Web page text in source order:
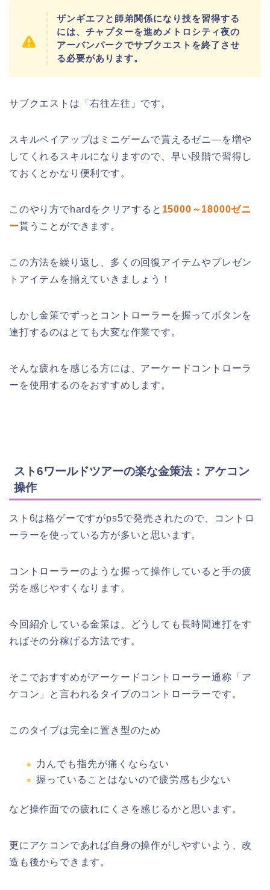
ザンギエフと師弟関係になり技を習得する
には、チャプターを進めメトロシティ夜の
アーバンパークでサブクエストを終了させ
る必要があります。
サブクエストは「右往左往」です。
スキルペイアップはミニゲームで貰えるゼニ―を増や
してくれるスキルになりますので、早い段階で習得し
ておくとかなり便利です。
このやり方でhardをクリアすると 15000～18000ゼニ
ー貰うことができます。
この方法を繰り返し、多くの回復アイテムやプレゼン
トアイテムを揃えていきましょう！
しかし金策でずっとコントローラーを握ってボタンを
連打するのはとても大変な作業です。
そんな疲れを感じる方には、アーケードコントローラ
ーを使用するのをおすすめします。
スト6ワールドツアーの楽な金策法：アケコン
操作
スト6は格ゲーですがps5で発売されたので、コントロ
ーラーを使っている方が多いと思います。
コントローラーのような握って操作していると手の疲
労を感じやすくなります。
今回紹介している金策は、どうしても長時間連打をす
ればその分稼げる方法です。
そこでおすすめがアーケードコントローラー通称「ア
ケコン」と言われるタイプのコントローラーです。
このタイプは完全に置き型のため
力んでも指先が痛くならない
握っていることはないので疲労感も少ない
など操作面での疲れにくさを感じるかと思います。
更にアケコンであれば自身の操作がしやすいよう、改
造も後からできます。